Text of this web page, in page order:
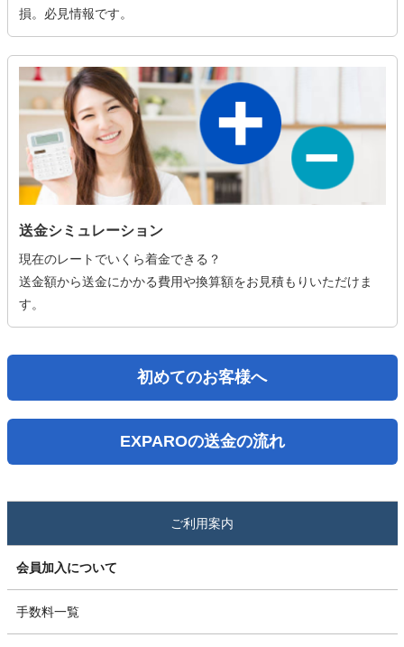
損。必見情報です。
送金シミュレーション
現在のレートでいくら着金できる？
送金額から送金にかかる費用や換算額をお見積もりいただけま
す。
初めてのお客様へ
EXPAROの送金の流れ
ご利用案内
会員加入について
手数料一覧